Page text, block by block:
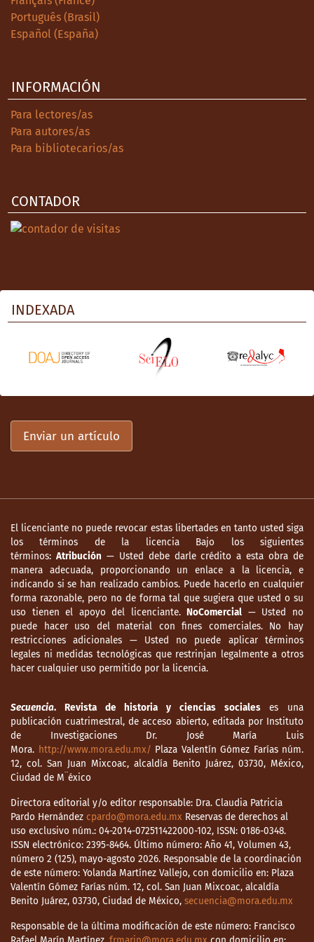
Português (Brasil)
Español (España)
INFORMACIÓN
Para lectores/as
Para autores/as
Para bibliotecarios/as
CONTADOR
INDEXADA
Enviar un artículo
El licenciante no puede revocar estas libertades en tanto usted siga
los términos de la licencia Bajo los siguientes
términos: Atribución — Usted debe darle crédito a esta obra de
manera adecuada, proporcionando un enlace a la licencia, e
indicando si se han realizado cambios. Puede hacerlo en cualquier
forma razonable, pero no de forma tal que sugiera que usted o su
uso tienen el apoyo del licenciante.NoComercial — Usted no
puede hacer uso del material con fines comerciales. No hay
restricciones adicionales — Usted no puede aplicar términos
legales ni medidas tecnológicas que restrinjan legalmente a otros
hacer cualquier uso permitido por la licencia.
Secuencia. Revista de historia y ciencias socialeses una
publicación cuatrimestral, de acceso abierto, editada por Instituto
de Investigaciones Dr. José María Luis
Mora. http://www.mora.edu.mx/ Plaza Valentín Gómez Farías núm.
12, col. San Juan Mixcoac, alcaldía Benito Juárez, 03730, México,
Ciudad de M¨éxico
Directora editorial y/o editor responsable: Dra. Claudia Patricia
Pardo Hernández cpardo@mora.edu.mx Reservas de derechos al
uso exclusivo núm.: 04-2014-072511422000-102, ISSN: 0186-0348.
ISSN electrónico: 2395-8464. Último número: Año 41, Volumen 43,
número 2 (125), mayo-agosto 2026. Responsable de la coordinación
de este número: Yolanda Martínez Vallejo, con domicilio en: Plaza
Valentín Gómez Farías núm. 12, col. San Juan Mixcoac, alcaldía
Benito Juárez, 03730, Ciudad de México, secuencia@mora.edu.mx
Responsable de la última modificación de este número: Francisco